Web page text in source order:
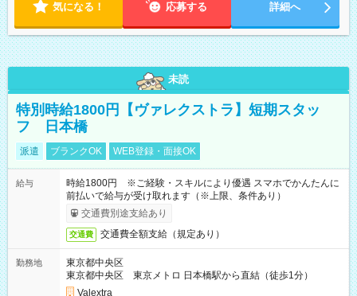
気になる！ 応募する 詳細へ
未読
特別時給1800円【ヴァレクストラ】短期スタッ
フ 日本橋
派遣 ブランクOK WEB登録・面接OK
給与
時給1800円 ※ご経験・スキルにより優遇 スマホでかんたんに
前払いで給与が受け取れます（※上限、条件あり）
交通費別途支給あり
交通費 交通費全額支給（規定あり）
勤務地
東京都中央区
東京都中央区 東京メトロ 日本橋駅から直結（徒歩1分）
Valextra